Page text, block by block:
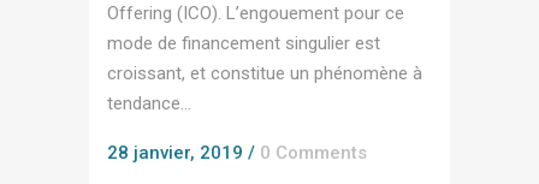
Offering (ICO). L’engouement pour ce
mode de financement singulier est
croissant, et constitue un phénomène à
tendance...
28 janvier, 2019 / 0 Comments